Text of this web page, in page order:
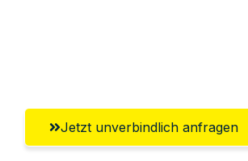
Jetzt unverbindlich anfragen